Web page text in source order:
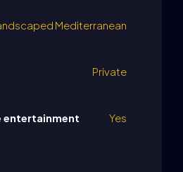
Mediterranean
Private
Yes